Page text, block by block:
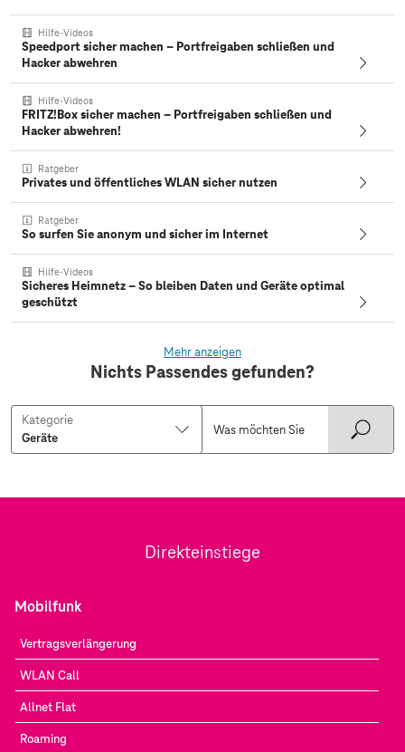
Hilfe-Videos
Speedport sicher machen – Portfreigaben schließen und
Hacker abwehren
Hilfe-Videos
FRITZ!Box sicher machen – Portfreigaben schließen und
Hacker abwehren!
Ratgeber
Privates und öffentliches WLAN sicher nutzen
Ratgeber
So surfen Sie anonym und sicher im Internet
Hilfe-Videos
Sicheres Heimnetz – So bleiben Daten und Geräte optimal
geschützt
Mehr anzeigen
Nichts Passendes gefunden?
Kategorie
Direkteinstiege
Mobilfunk
Vertragsverlängerung
WLAN Call
Allnet Flat
Roaming